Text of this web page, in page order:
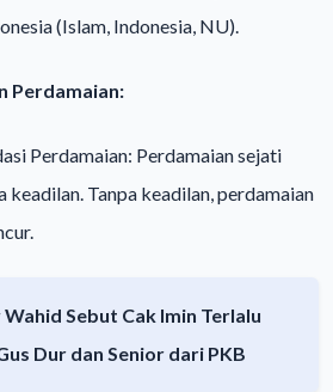
(Islam, Indonesia, NU).
Perdamaian:
Perdamaian: Perdamaian sejati
Tanpa keadilan, perdamaian
Wahid Sebut Cak Imin Terlalu
Dur dan Senior dari PKB